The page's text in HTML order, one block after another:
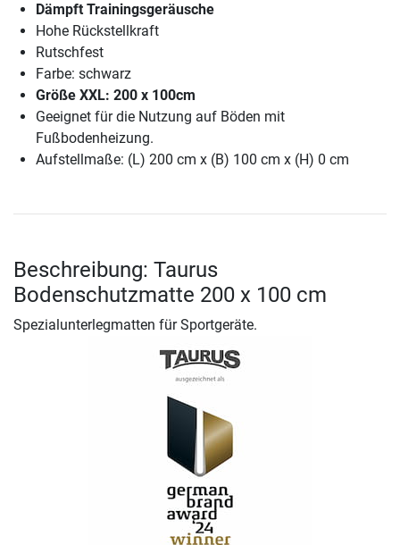
Dämpft Trainingsgeräusche
Hohe Rückstellkraft
Rutschfest
Farbe: schwarz
Größe XXL: 200 x 100cm
Geeignet für die Nutzung auf Böden mit
Fußbodenheizung.
Aufstellmaße: (L) 200 cm x (B) 100 cm x (H) 0 cm
Beschreibung: Taurus
Bodenschutzmatte 200 x 100 cm
Spezialunterlegmatten für Sportgeräte.